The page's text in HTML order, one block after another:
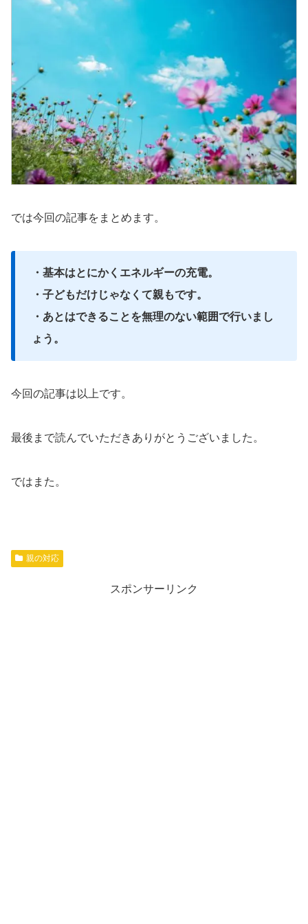
では今回の記事をまとめます。
・基本はとにかくエネルギーの充電。
・子どもだけじゃなくて親もです。
・あとはできることを無理のない範囲で行いまし
ょう。
今回の記事は以上です。
最後まで読んでいただきありがとうございました。
ではまた。
親の対応
スポンサーリンク